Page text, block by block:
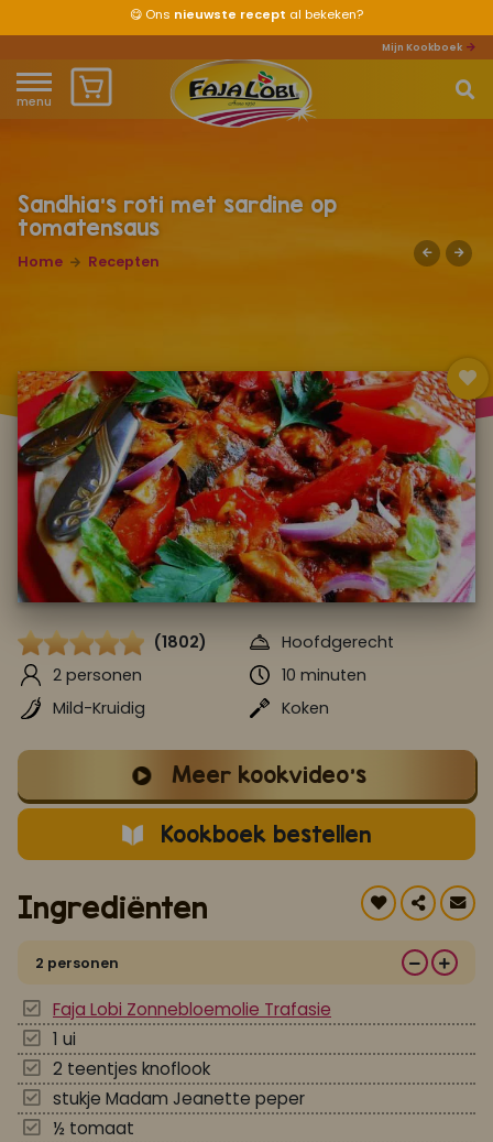
😋 Ons nieuwste recept al bekeken?
Mijn Kookboek
menu
Waar ben je naar op zoek?
Home
Over ons
Mijn kookboek
Zomervakantie 2026
Koop ons bestseller kookboek
Ofklik hierom je aan te melden voor Mijn Kookboek.
Sandhia's roti met sardine op
tomatensaus
Home Recepten
(1802)
Hoofdgerecht
2 personen
10 minuten
Mild-Kruidig
Koken
Meer kookvideo's
Kookboek bestellen
Ingrediënten
2 personen
Faja Lobi Zonnebloemolie Trafasie
1 ui
2 teentjes knoflook
stukje Madam Jeanette peper
½ tomaat